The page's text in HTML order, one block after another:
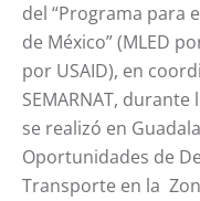
del “Programa para
de México” (MLED
por USAID), en
SEMARNAT,
se realizó en
Oportunidades de
Transporte en la